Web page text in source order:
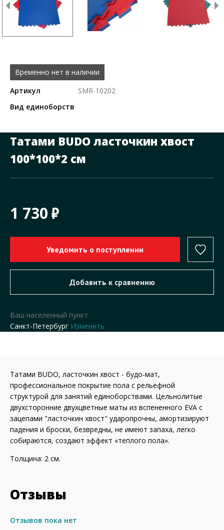
Временно нет в наличии
Артикул
SMR-10202
Вид единоборств
Татами BUDO ласточкин хвост
100*100*2 см
1 730
Ваш населенный пункт
Санкт-Петербург Изменить
Татами BUDO, ласточкин хвост - будо-мат,
профессиональное покрытие пола с рельефной
структурой для занятий единоборствами. Цельнолитые
двухсторонние двухцветные маты из вспененного EVA с
зацепами "ласточкин хвост" ударопрочны, амортизируют
падения и броски, безвредны, не имеют запаха, легко
собираются, создают эффект «теплого пола».
Толщина: 2 см.
Отзывы
Отзывов пока нет